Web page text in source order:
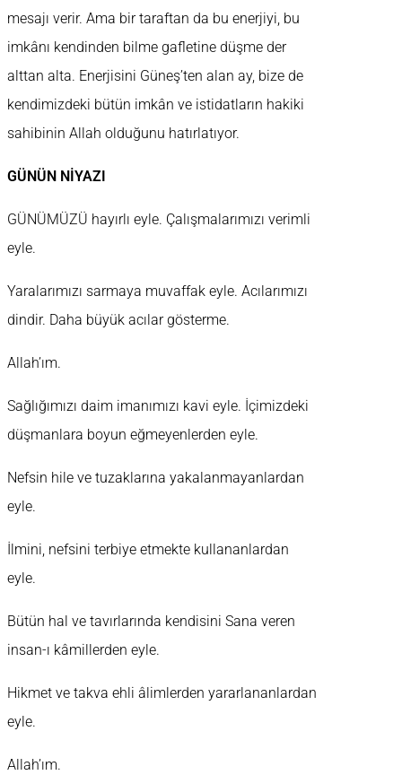
mesajı verir. Ama bir taraftan da bu enerjiyi, bu
imkânı kendinden bilme gafletine düşme der
alttan alta. Enerjisini Güneş’ten alan ay, bize de
kendimizdeki bütün imkân ve istidatların hakiki
sahibinin Allah olduğunu hatırlatıyor.
GÜNÜN NİYAZI
GÜNÜMÜZÜ hayırlı eyle. Çalışmalarımızı verimli
eyle.
Yaralarımızı sarmaya muvaffak eyle. Acılarımızı
dindir. Daha büyük acılar gösterme.
Allah’ım.
Sağlığımızı daim imanımızı kavi eyle. İçimizdeki
düşmanlara boyun eğmeyenlerden eyle.
Nefsin hile ve tuzaklarına yakalanmayanlardan
eyle.
İlmini, nefsini terbiye etmekte kullananlardan
eyle.
Bütün hal ve tavırlarında kendisini Sana veren
insan-ı kâmillerden eyle.
Hikmet ve takva ehli âlimlerden yararlananlardan
eyle.
Allah’ım.